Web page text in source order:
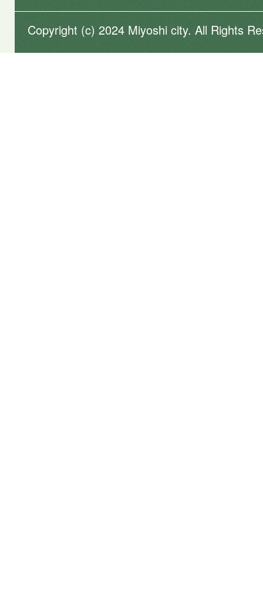
Copyright (c) 2024 Miyoshi city. All Rights